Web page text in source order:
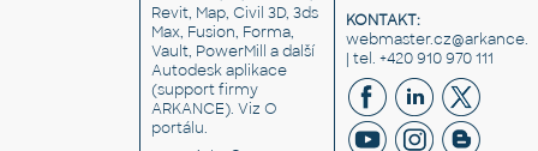
Revit, Map, Civil 3D, 3ds
Max, Fusion, Forma,
Vault, PowerMill a další
Autodesk aplikace
(support firmy
ARKANCE). VizO
portálu.
KONTAKT:
| tel. +420 910 970 111